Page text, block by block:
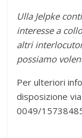
Ulla Jelpke
interesse a
altri
possiamo
Per ulteriori
disposizione
0049/